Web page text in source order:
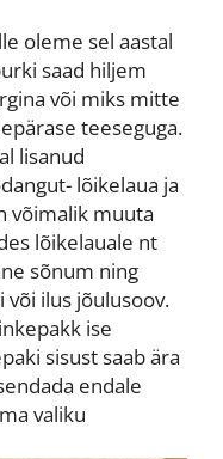
oleme sel aastal
saad hiljem
või miks mitte
teeseguga.
lisanud
lõikelaua ja
võimalik muuta
lõikelauale nt
sõnum ning
ilus jõulusoov.
ise
sisust saab ära
endale
valiku